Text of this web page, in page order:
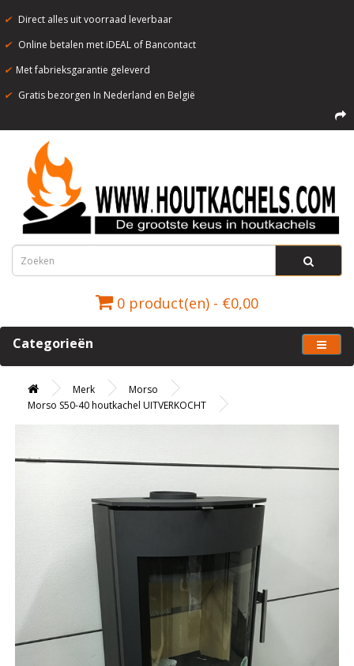
✔ Direct alles uit voorraad leverbaar
✔ Online betalen met iDEAL of Bancontact
✔ Met fabrieksgarantie geleverd
✔ Gratis bezorgen In Nederland en België
0 product(en) - €0,00
Categorieën
Merk
Morso
Morso S50-40 houtkachel UITVERKOCHT